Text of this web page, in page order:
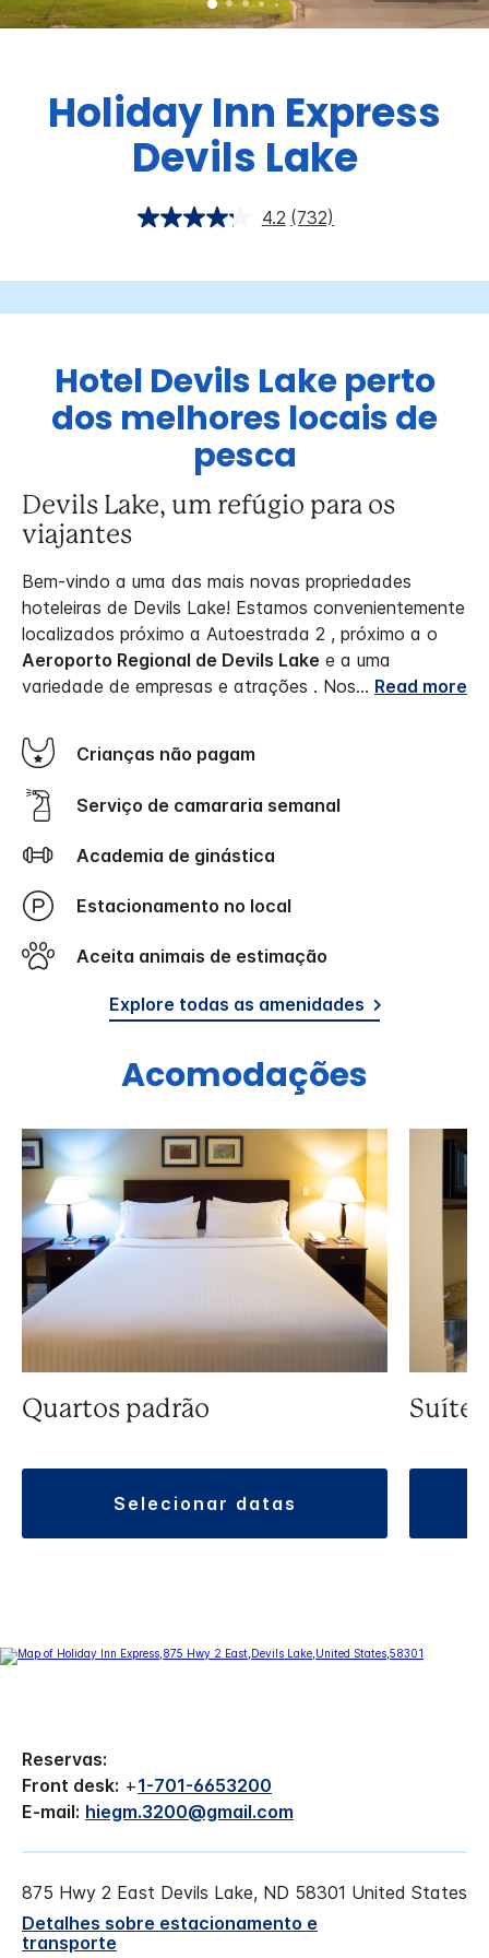
Holiday Inn Express
Devils Lake
4.2 (732)
Hotel Devils Lake perto
dos melhores locais de
pesca
Devils Lake, um refúgio para os
viajantes
Bem-vindo a uma das mais novas propriedades
hoteleiras de Devils Lake! Estamos convenientemente
localizados próximo a Autoestrada 2 , próximo a o
Aeroporto Regional de Devils Lake e a uma
variedade de empresas e atrações . Nos... Read more
Crianças não pagam
Serviço de camararia semanal
Academia de ginástica
Estacionamento no local
Aceita animais de estimação
Explore todas as amenidades
Acomodações
Quartos padrão
selecionar datas
Suíte
Reservas:
Front desk: +1-701-6653200
E-mail: hiegm.3200@gmail.com
875 Hwy 2 East Devils Lake, ND 58301 United States
Detalhes sobre estacionamento e
transporte